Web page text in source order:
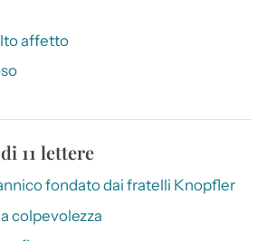
affetto
11 lettere
fondato dai fratelli Knopfler
colpevolezza